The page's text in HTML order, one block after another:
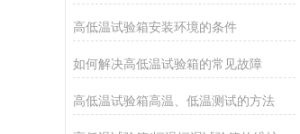
高低温试验箱安装环境的条件
如何解决高低温试验箱的常见故障
高低温试验箱高温、低温测试的方法